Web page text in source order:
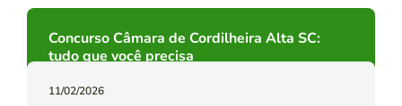
Concurso Câmara de Cordilheira Alta SC:
tudo que você precisa
11/02/2026